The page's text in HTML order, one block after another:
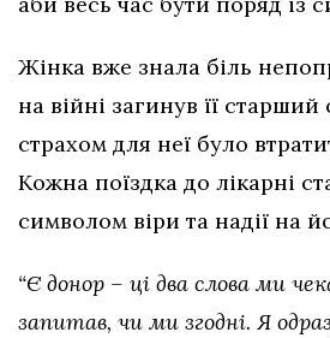
Жінка вже знала біль
на війні загинув її
страхом для неї було
Кожна поїздка до лікарні
символом віри та надії на
“Є донор – ці два слова ми
запитав, чи ми згодні. Я